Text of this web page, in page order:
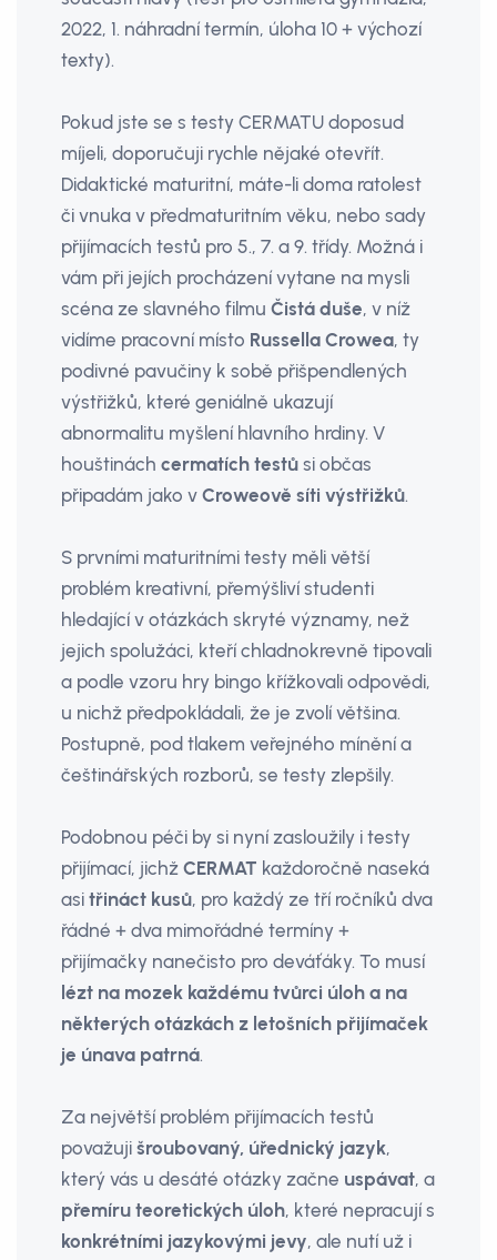
2022, 1. náhradní termín, úloha 10 + výchozí
texty).
Pokud jste se s testy CERMATU doposud
míjeli, doporučuji rychle nějaké otevřít.
Didaktické maturitní, máte-li doma ratolest
či vnuka v předmaturitním věku, nebo sady
přijímacích testů pro 5., 7. a 9. třídy. Možná i
vám při jejích procházení vytane na mysli
scéna ze slavného filmu Čistá duše, v níž
vidíme pracovní místo Russella Crowea, ty
podivné pavučiny k sobě přišpendlených
výstřižků, které geniálně ukazují
abnormalitu myšlení hlavního hrdiny. V
houštinách cermatích testů si občas
připadám jako v Croweově síti výstřižků.
S prvními maturitními testy měli větší
problém kreativní, přemýšliví studenti
hledající v otázkách skryté významy, než
jejich spolužáci, kteří chladnokrevně tipovali
a podle vzoru hry bingo křížkovali odpovědi,
u nichž předpokládali, že je zvolí většina.
Postupně, pod tlakem veřejného mínění a
češtinářských rozborů, se testy zlepšily.
Podobnou péči by si nyní zasloužily i testy
přijímací, jichž CERMAT každoročně naseká
asi třináct kusů, pro každý ze tří ročníků dva
řádné + dva mimořádné termíny +
přijímačky nanečisto pro deváťáky. To musí
lézt na mozek každému tvůrci úloh a na
některých otázkách z letošních přijímaček
je únava patrná.
Za největší problém přijímacích testů
považuji šroubovaný, úřednický jazyk,
který vás u desáté otázky začne uspávat, a
přemíru teoretických úloh, které nepracují s
konkrétními jazykovými jevy, ale nutí už i